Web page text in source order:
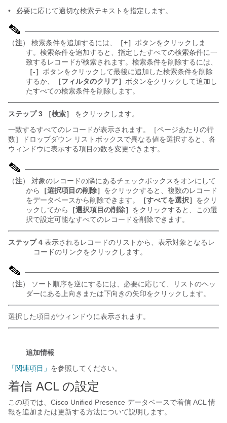
•
必要に応じて適切な検索テキストを指定します。
（注） 検索条件を追加するには、 ［+］ ボタンをクリックしま
す。検索条件を追加すると、指定したすべての検索条件に一
致するレコードが検索されます。検索条件を削除するには、
［-］ ボタンをクリックして最後に追加した検索条件を削除
するか、
［フィルタのクリア］ ボタンをクリックして追加し
たすべての検索条件を削除します。
ステップ 3 ［検索］
をクリックします。
一致するすべてのレコードが表示されます。［ページあたりの行
数］ドロップダウン リストボックスで異なる値を選択すると、各
ウィンドウに表示する項目の数を変更できます。
（注） 対象のレコードの隣にあるチェックボックスをオンにして
から
［選択項目の削除］ をクリックすると、複数のレコード
をデータベースから削除できます。
［すべてを選択］ をクリ
ックしてから
［選択項目の削除］ をクリックすると、この選
択で設定可能なすべてのレコードを削除できます。
ステップ 4 表示されるレコードのリストから、表示対象となるレ
コードのリンクをクリックします。
（注） ソート順序を逆にするには、必要に応じて、リストのヘッ
ダーにある上向きまたは下向きの矢印をクリックします。
選択した項目がウィンドウに表示されます。
追加情報
「関連項目」 を参照してください。
着信 ACL の設定
この項では、Cisco Unified Presence データベースで着信 ACL 情
報を追加または更新する方法について説明します。